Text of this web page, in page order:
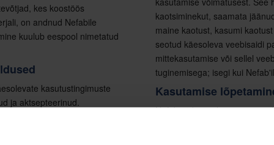
kes koostöös
on andnud Nefabile
kuulub eespool nimetatud
kasutustingimuste
ja aktsepteerinud.
autoriõiguste
kaotsiminekut, saamata
maine kaotust, kasumi
seotud käesoleva veebisaidi
mittekasutamise või sellel
tuginemisega; isegi kui
Kasutamise
Nefab võib omal
või üksuse juurdepääsu
korral, ilma et see piiraks